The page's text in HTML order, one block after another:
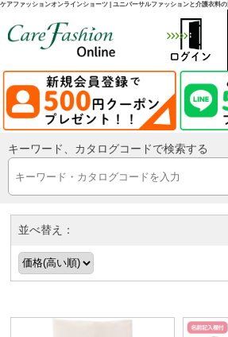
ケアファッションオンラインショーツ | ユニバーサルファッションと介護衣料
キーワード、カタログコードで検索する
並べ替え：